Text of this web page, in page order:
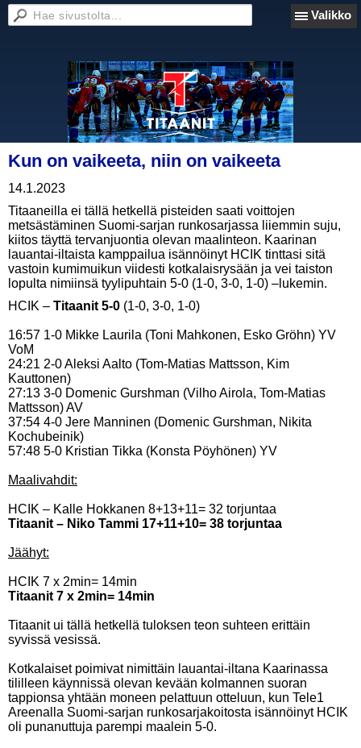
Valikko
Kun on vaikeeta, niin on vaikeeta
14.1.2023
Titaaneilla ei tällä hetkellä pisteiden saati voittojen
metsästäminen Suomi-sarjan runkosarjassa liiemmin suju,
kiitos täyttä tervanjuontia olevan maalinteon. Kaarinan
lauantai-iltaista kamppailua isännöinyt HCIK tinttasi sitä
vastoin kumimuikun viidesti kotkalaisrysään ja vei taiston
lopulta nimiinsä tyylipuhtain 5-0 (1-0, 3-0, 1-0) –lukemin.
HCIK – Titaanit 5-0 (1-0, 3-0, 1-0)
16:57 1-0 Mikke Laurila (Toni Mahkonen, Esko Gröhn) YV
VoM
24:21 2-0 Aleksi Aalto (Tom-Matias Mattsson, Kim
Kauttonen)
27:13 3-0 Domenic Gurshman (Vilho Airola, Tom-Matias
Mattsson) AV
37:54 4-0 Jere Manninen (Domenic Gurshman, Nikita
Kochubeinik)
57:48 5-0 Kristian Tikka (Konsta Pöyhönen) YV
Maalivahdit:
HCIK – Kalle Hokkanen 8+13+11= 32 torjuntaa
Titaanit – Niko Tammi 17+11+10= 38 torjuntaa
Jäähyt:
HCIK 7 x 2min= 14min
Titaanit 7 x 2min= 14min
Titaanit ui tällä hetkellä tuloksen teon suhteen erittäin
syvissä vesissä.
Kotkalaiset poimivat nimittäin lauantai-iltana Kaarinassa
tililleen käynnissä olevan kevään kolmannen suoran
tappionsa yhtään moneen pelattuun otteluun, kun Tele1
Areenalla Suomi-sarjan runkosarjakoitosta isännöinyt HCIK
oli punanuttuja parempi maalein 5-0.